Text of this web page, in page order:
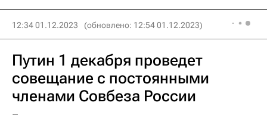
12:34 01.12.2023 (обновлено: 12:54 01.12.2023)
Путин 1 декабря проведет
совещание с постоянными
членами Совбеза России